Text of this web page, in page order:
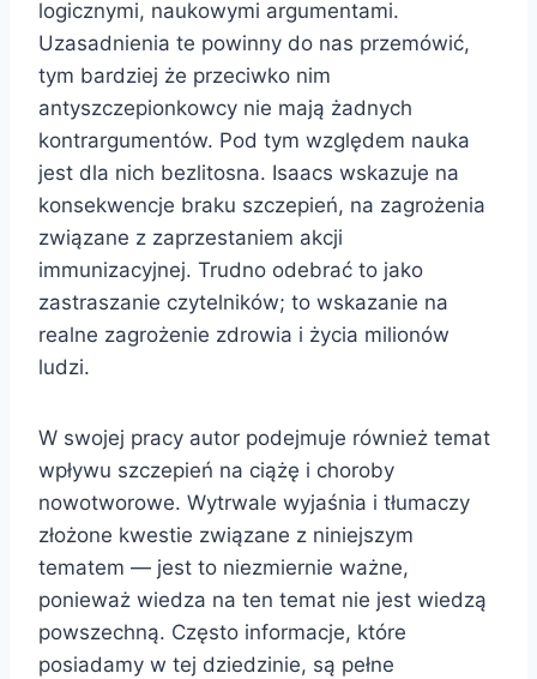
logicznymi, naukowymi argumentami.
Uzasadnienia te powinny do nas przemówić,
tym bardziej że przeciwko nim
antyszczepionkowcy nie mają żadnych
kontrargumentów. Pod tym względem nauka
jest dla nich bezlitosna. Isaacs wskazuje na
konsekwencje braku szczepień, na zagrożenia
związane z zaprzestaniem akcji
immunizacyjnej. Trudno odebrać to jako
zastraszanie czytelników; to wskazanie na
realne zagrożenie zdrowia i życia milionów
ludzi.
W swojej pracy autor podejmuje również temat
wpływu szczepień na ciążę i choroby
nowotworowe. Wytrwale wyjaśnia i tłumaczy
złożone kwestie związane z niniejszym
tematem — jest to niezmiernie ważne,
ponieważ wiedza na ten temat nie jest wiedzą
powszechną. Często informacje, które
posiadamy w tej dziedzinie, są pełne